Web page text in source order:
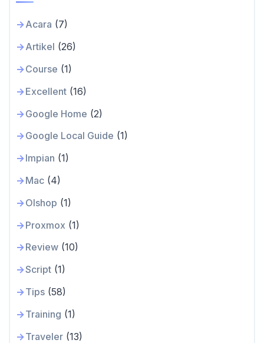
Acara (7)
Artikel (26)
Course (1)
Excellent(16)
Google Home (2)
Google Local Guide (1)
Impian (1)
Mac(4)
Olshop (1)
Proxmox (1)
Review(10)
Script(1)
Tips(58)
Training (1)
Traveler(13)